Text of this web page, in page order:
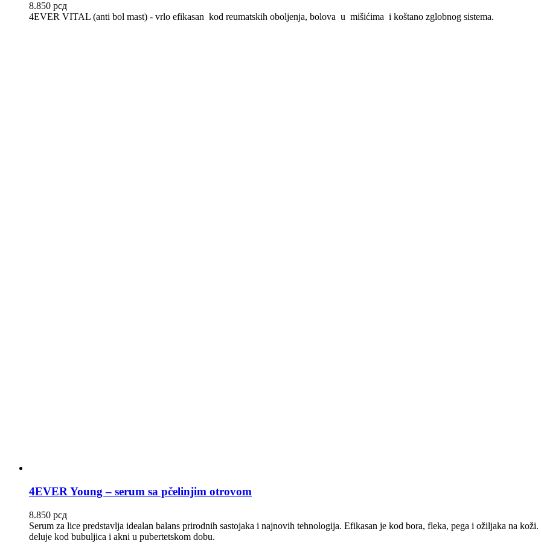
8.850 рсд
4EVER VITAL (anti bol mast) - vrlo efikasan kod reumatskih oboljenja, bolova u mišićima i koštano zglobnog sistema.
4EVER Young – serum sa pčelinjim otrovom
8.850 рсд
Serum za lice predstavlja idealan balans prirodnih sastojaka i najnovih tehnologija. Efikasan je kod bora, fleka, pega i ožiljaka na
deluje kod bubuljica i akni u pubertetskom dobu.